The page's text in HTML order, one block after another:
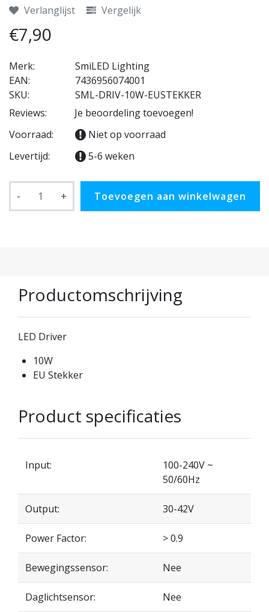
Verlanglijst
Vergelijk
€7,90
Merk:
SmiLED Lighting
EAN:
7436956074001
SKU:
SML-DRIV-10W-EUSTEKKER
Reviews:
Je beoordeling toevoegen!
Voorraad:
Niet op voorraad
Levertijd:
5-6 weken
- + Toevoegen aan winkelwagen
Productomschrijving
LED Driver
10W
EU Stekker
Product specificaties
Input:
100-240V ~
50/60Hz
Output: 30-42V
Power Factor: > 0.9
Bewegingssensor: Nee
Daglichtsensor: Nee